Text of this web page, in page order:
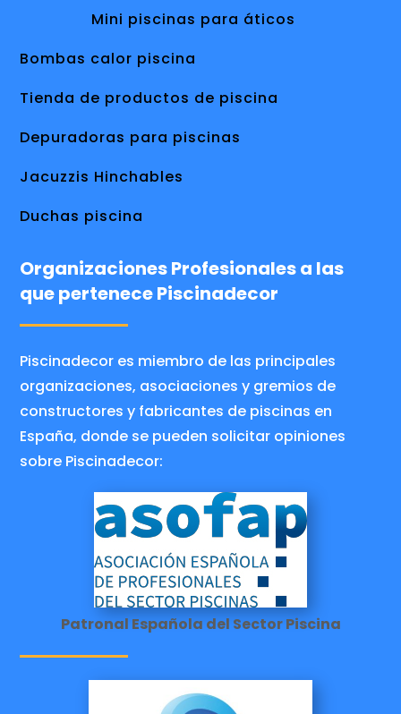
Mini piscinas para áticos
Bombas calor piscina
Tienda de productos de piscina
Depuradoras para piscinas
Jacuzzis Hinchables
Duchas piscina
Organizaciones Profesionales a las
que pertenece Piscinadecor
Piscinadecor es miembro de las principales
organizaciones, asociaciones y gremios de
constructores y fabricantes de piscinas en
España, donde se pueden solicitar opiniones
sobre Piscinadecor:
Patronal Española del Sector Piscina